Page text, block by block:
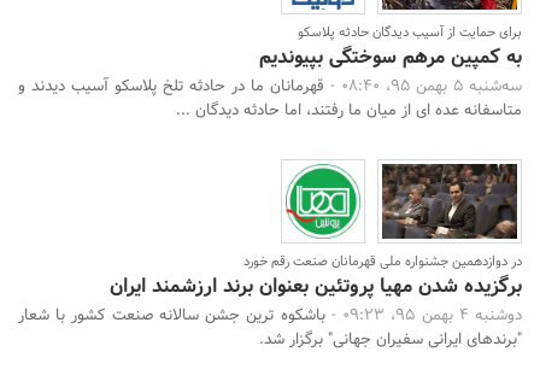
برای حمایت از آسیب دیدگان حادثه پلاسکو
به کمپین مرهم سوختگی بپیوندیم
سه‌شنبه 5 بهمن 95، 08:40 -
قهرمانان ما در حادثه تلخ پلاسکو آسیب دیدند و
متاسفانه عده ای از میان ما رفتند، اما حادثه دیدگان ...
در دوازدهمین جشنواره ملی قهرمانان صنعت رقم خورد
برگزیده شدن مهیا پروتئین بعنوان برند ارزشمند ایران
دوشنبه 4 بهمن 95، 09:23 -
باشکوه ترین جشن سالانه صنعت کشور با شعار
"برندهای ایرانی سفیران جهانی" برگزار شد.